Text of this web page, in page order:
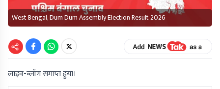
West Bengal, Dum Dum Assembly Election Result 2026
लाइव-ब्लॉग समाप्त हुया।